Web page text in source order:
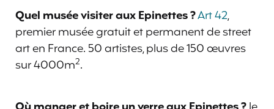
Quel musée visiter aux Epinettes ?Art 42,
premier musée gratuit et permanent de street
art en France. 50 artistes, plus de 150 œuvres
sur 4000m2.